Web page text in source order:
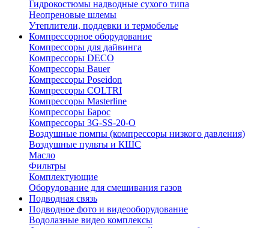
Гидрокостюмы надводные сухого типа
Неопреновые шлемы
Утеплители, поддевки и термобелье
Компрессорное оборудование
Компрессоры для дайвинга
Компрессоры DECO
Компрессоры Bauer
Компрессоры Poseidon
Компрессоры COLTRI
Компрессоры Masterline
Компрессоры Барос
Компрессоры 3G-SS-20-O
Воздушные помпы (компрессоры низкого давления)
Воздушные пульты и КШС
Масло
Фильтры
Комплектующие
Оборудование для смешивания газов
Подводная связь
Подводное фото и видеооборудование
Водолазные видео комплексы